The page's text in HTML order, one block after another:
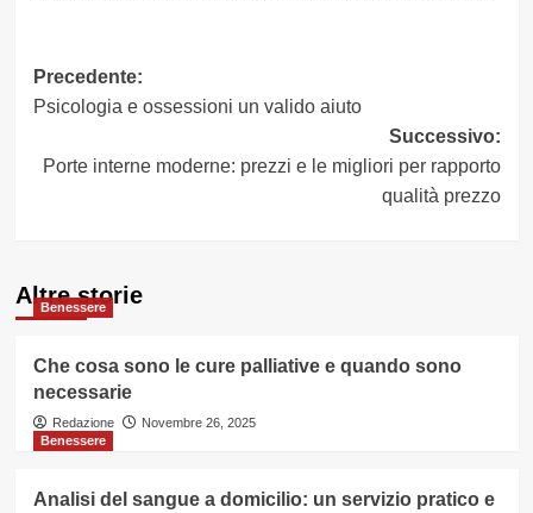
Navigazione
articolo
Precedente:
Psicologia e ossessioni un valido aiuto
Successivo:
Porte interne moderne: prezzi e le migliori per rapporto
qualità prezzo
Altre storie
Benessere
Che cosa sono le cure palliative e quando sono
necessarie
Redazione
Novembre 26, 2025
Benessere
Analisi del sangue a domicilio: un servizio pratico e